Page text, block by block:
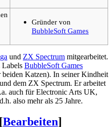
Gründer von
BubbleSoft Games
und ZX Spectrum mitgearbeitet.
Labels BubbleSoft Games
Katzen). In seiner Kindheit
und dem ZX Spectrum. Er arbeitet
auch für Electronic Arts UK,
also mehr als 25 Jahre.
[Bearbeiten]